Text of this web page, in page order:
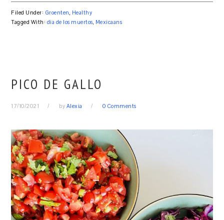
Filed Under: Groenten, Healthy
Tagged With: dia de los muertos, Mexicaans
PICO DE GALLO
17/10/2021 by Alexia 0 Comments